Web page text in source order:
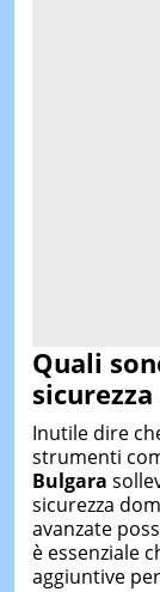
Quali
Inutile dire
strumenti
Bulgara
sicurezza
avanzate
è essenziale
aggiuntive